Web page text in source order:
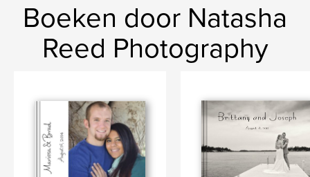
Boeken door Natasha
Reed Photography